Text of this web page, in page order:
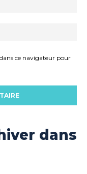
ce navigateur pour
dans